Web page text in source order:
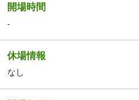
開場時間
-
休場情報
なし